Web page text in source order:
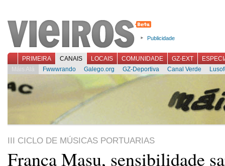
Publicidade
PRIMEIRA CANAIS LOCAIS COMUNIDADE GZ-EXT
Máis Alá
Fwwwrando Galego.org GZ-Deportiva Canal Verde
III CICLO DE MÚSICAS PORTUARIAS
Franca Masu, sensibilidade